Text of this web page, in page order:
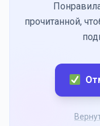
прочитанной,